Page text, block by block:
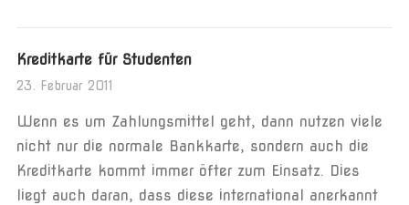
Kreditkarte für Studenten
23. Februar 2011
Wenn es um Zahlungsmittel geht, dann nutzen viele
nicht nur die normale Bankkarte, sondern auch die
Kreditkarte kommt immer öfter zum Einsatz. Dies
liegt auch daran, dass diese international anerkannt